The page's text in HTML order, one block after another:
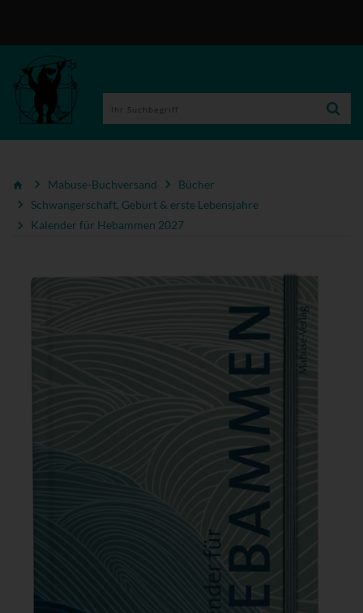
Mabuse-Buchversand
Bücher
Schwangerschaft, Geburt & erste Lebensjahre
Kalender für Hebammen 2027